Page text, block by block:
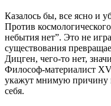
Казалось бы, все ясно и
Против
небытия нет”. Это не
существования
Дицген, чего-то нет,
Философ-материалист
укажут мнимую причину
себя.